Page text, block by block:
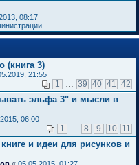
08:17
(книга 3)
21:55
1 39 40 41 42
эльфа 3" и мысли в
06:00
1 8 9 10 11
и идеи для рисунков и
« 05.05.2015, 01:27